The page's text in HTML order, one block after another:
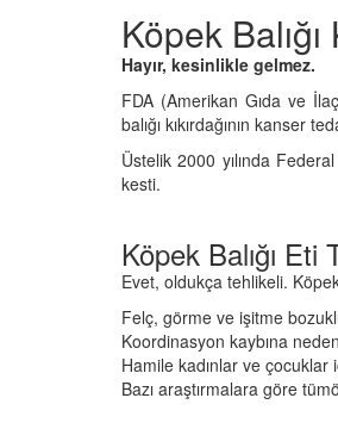
Köpek
Hayır, kesinlikle gelmez.
FDA (Amerikan Gıda ve
balığı kıkırdağının kanser
Üstelik 2000 yılında
kesti.
Köpek Balığı
Evet, oldukça tehlikeli.
Felç, görme ve işitme
Koordinasyon kaybına
Hamile kadınlar ve çocuklar
Bazı araştırmalara göre
Mamutlar Öldü,